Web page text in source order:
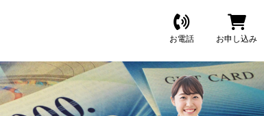
お申し込み
お電話